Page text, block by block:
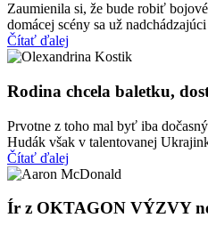
Zaumienila si, že bude robiť
domácej scény sa už
Čítať ďalej
Rodina chcela baletku,
Prvotne z toho mal byť iba
Hudák však v talentovanej
Čítať ďalej
Ír z OKTAGON VÝZVY